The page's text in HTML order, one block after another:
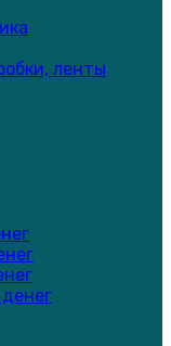
ленты